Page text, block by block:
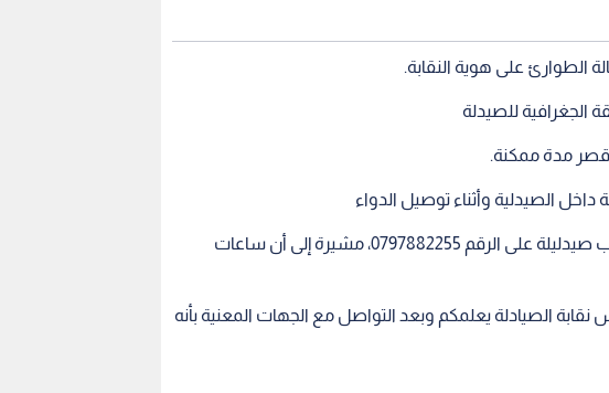
على هوية النقابة.
الجغرافية للصيدلة
مدة ممكنة.
داخل الصيدلية وأثناء توصيل الدواء
ودعت النقابة بالتواصل لحالات الطوارئ ومعرفة أقرب صيدليلة على الرقم 0797882255، مشيرة إلى أن ساعات
نقابة الصيادلة يعلمكم وبعد التواصل مع الجهات المعنية بأنه